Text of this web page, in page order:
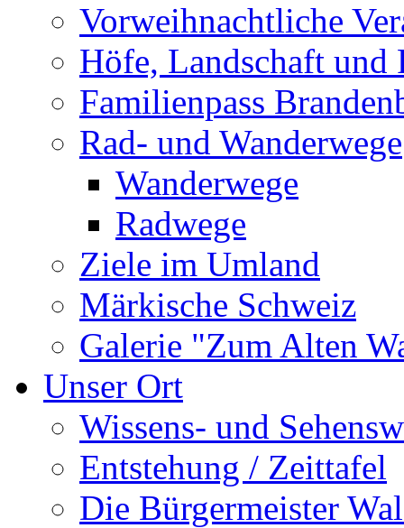
Vorweihnachtliche
Höfe, Landschaft und
Familienpass
Rad- und Wanderwege
Wanderwege
Radwege
Ziele im Umland
Märkische Schweiz
Galerie "Zum Alten
Unser Ort
Wissens- und
Entstehung / Zeittafel
Die Bürgermeister